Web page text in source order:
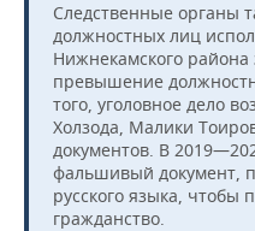
Следственные органы
должностных лиц
Нижнекамского района
превышение
того, уголовное дело
Холзода, Малики
документов. В
фальшивый документ,
русского языка, чтобы
гражданство.